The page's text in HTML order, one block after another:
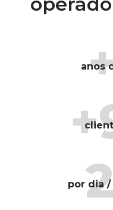
anos
por dia /